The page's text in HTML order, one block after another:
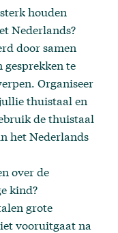
houden
Nederlands?
door samen
gesprekken te
Organiseer
thuistaal en
de thuistaal
het Nederlands
over de
kind?
grote
vooruitgaat na